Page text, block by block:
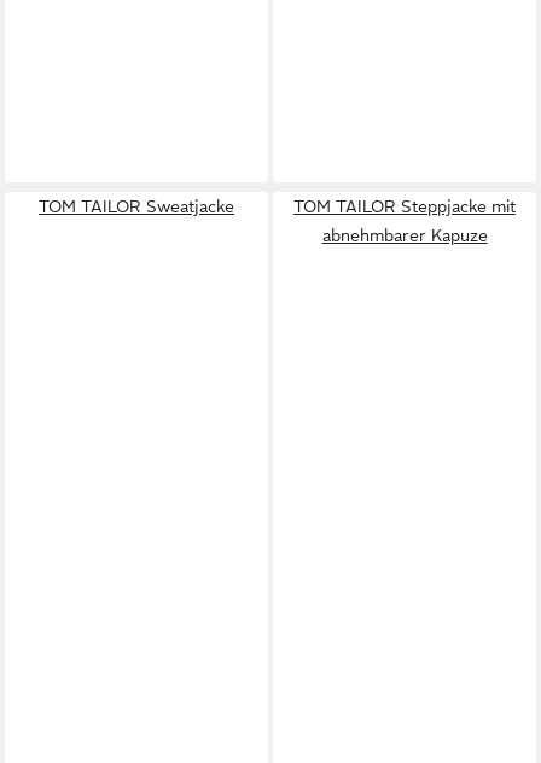
TOM TAILOR Sweatjacke
TOM TAILOR Steppjacke mit
abnehmbarer Kapuze